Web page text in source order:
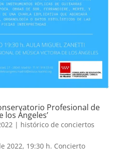
Profesional de
los Ángeles’
| histórico de conciertos
2022, 19:30 h. Concierto